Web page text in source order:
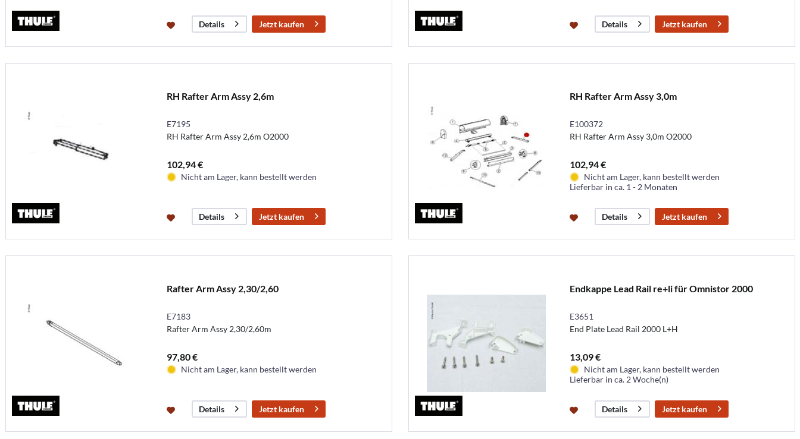
Details Jetzt kaufen Details Jetzt kaufen
RH Rafter Arm Assy 2,6m
E7195
RH Rafter Arm Assy 2,6m O2000
102,94 €
Nicht am Lager, kann bestellt werden
Details Jetzt kaufen
RH Rafter Arm Assy 3,0m
E100372
RH Rafter Arm Assy 3,0m O2000
102,94 €
Nicht am Lager, kann bestellt werden
Lieferbar in ca. 1 - 2 Monaten
Details Jetzt kaufen
Rafter Arm Assy 2,30/2,60
E7183
Rafter Arm Assy 2,30/2,60m
97,80 €
Nicht am Lager, kann bestellt werden
Details Jetzt kaufen
Endkappe Lead Rail re+li für Omnistor 2000
E3651
End Plate Lead Rail 2000 L+H
13,09 €
Nicht am Lager, kann bestellt werden
Lieferbar in ca. 2 Woche(n)
Details Jetzt kaufen